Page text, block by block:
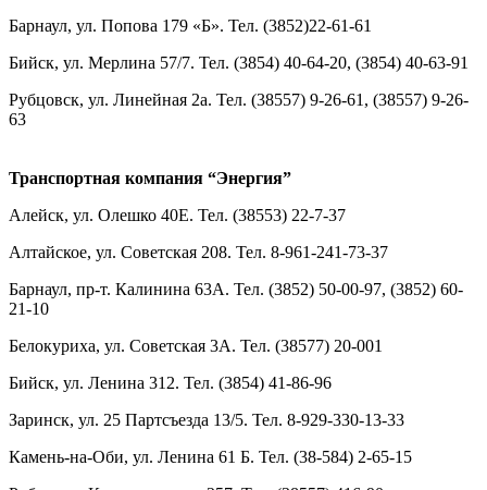
Барнаул, ул. Попова 179 «Б». Тел. (3852)22-61-61
Бийск, ул. Мерлина 57/7. Тел. (3854) 40-64-20, (3854) 40-63-91
Рубцовск, ул. Линейная 2а. Тел. (38557) 9-26-61, (38557) 9-26-
63
Транспортная компания “Энергия”
Алейск, ул. Олешко 40Е. Тел. (38553) 22-7-37
Алтайское, ул. Советская 208. Тел. 8-961-241-73-37
Барнаул, пр-т. Калинина 63А. Тел. (3852) 50-00-97, (3852) 60-
21-10
Белокуриха, ул. Советская 3А. Тел. (38577) 20-001
Бийск, ул. Ленина 312. Тел. (3854) 41-86-96
Заринск, ул. 25 Партсъезда 13/5. Тел. 8-929-330-13-33
Камень-на-Оби, ул. Ленина 61 Б. Тел. (38-584) 2-65-15